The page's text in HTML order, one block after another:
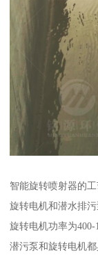
智能旋转喷射器的工
旋转电机和潜水排
旋转电机功率为
潜污泵和旋转电机